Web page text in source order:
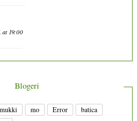
19:00
Blogeri
mukki mo Error
batica